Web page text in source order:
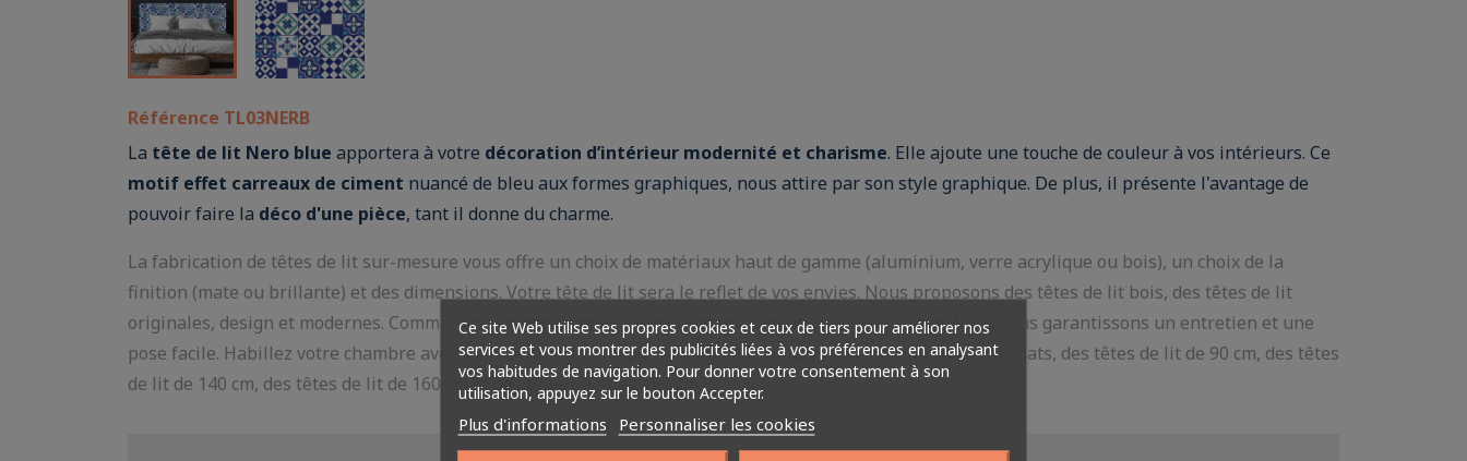
Référence TL03NERB
La tête de lit Nero blue apportera à votre décoration d’intérieur modernité et charisme. Elle ajoute une touche de couleur à vos intérieurs. Ce
motif effet carreaux de ciment nuancé de bleu aux formes graphiques, nous attire par son style graphique. De plus, il présente l'avantage de
pouvoir faire la déco d'une pièce, tant il donne du charme.
La fabrication de têtes de lit sur-mesure vous offre un choix de matériaux haut de gamme (aluminium, verre acrylique ou bois), un choix de la
finition (mate ou brillante) et des dimensions. Votre tête de lit sera le reflet de vos envies. Nous proposons des têtes de lit bois, des têtes de lit
originales, design et modernes. Commandez, recevez, posez. Le procédé est simple, clair et pratique. Nous vous garantissons un entretien et une
pose facile. Habillez votre chambre avec style deviendra une partie de plaisir. Nous proposons différents formats, des têtes de lit de 90 cm, des têtes
de lit de 140 cm, des têtes de lit de 160 cm et des têtes de lit de 180 cm.
Ce site Web utilise ses propres cookies et ceux de tiers pour améliorer nos
services et vous montrer des publicités liées à vos préférences en analysant
vos habitudes de navigation. Pour donner votre consentement à son
utilisation, appuyez sur le bouton Accepter.
Plus d'informations Personnaliser les cookies